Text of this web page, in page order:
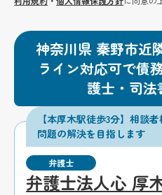
神奈川県 秦野市近
ライン対応可で債
護士・司
【本厚木駅徒歩3分】相談
問題の解決を目指します
弁護士
弁護士法人心 厚